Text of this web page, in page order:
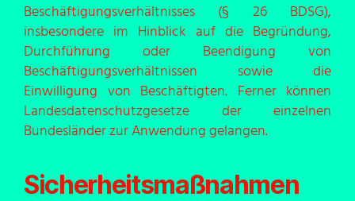
Beschäftigungsverhältnisses (§ 26 BDSG),
insbesondere im Hinblick auf die Begründung,
Durchführung oder Beendigung von
Beschäftigungsverhältnissen sowie die
Einwilligung von Beschäftigten. Ferner können
Landesdatenschutzgesetze der einzelnen
Bundesländer zur Anwendung gelangen.
Sicherheitsmaßnahmen